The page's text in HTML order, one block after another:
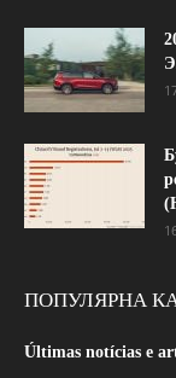
ПОПУЛЯРНА
Últimas notícias e